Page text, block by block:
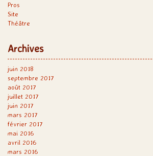
Pros
Site
Théâtre
Archives
juin 2018
septembre 2017
août 2017
juillet 2017
juin 2017
mars 2017
février 2017
mai 2016
avril 2016
mars 2016